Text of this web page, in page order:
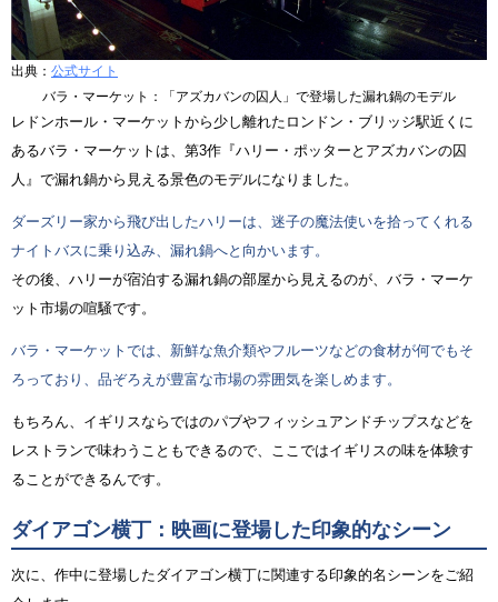
出典： 公式サイト
バラ・マーケット：「アズカバンの囚人」で登場した漏れ鍋のモデル
レドンホール・マーケットから少し離れたロンドン・ブリッジ駅近くに
あるバラ・マーケットは、第3作『ハリー・ポッターとアズカバンの囚
人』で漏れ鍋から見える景色のモデルになりました。
ダーズリー家から飛び出したハリーは、迷子の魔法使いを拾ってくれる
ナイトバスに乗り込み、漏れ鍋へと向かいます。
その後、ハリーが宿泊する漏れ鍋の部屋から見えるのが、バラ・マーケ
ット市場の喧騒です。
バラ・マーケットでは、新鮮な魚介類やフルーツなどの食材が何でもそ
ろっており、品ぞろえが豊富な市場の雰囲気を楽しめます。
もちろん、イギリスならではのパブやフィッシュアンドチップスなどを
レストランで味わうこともできるので、ここではイギリスの味を体験す
ることができるんです。
ダイアゴン横丁：映画に登場した印象的なシーン
次に、作中に登場したダイアゴン横丁に関連する印象的名シーンをご紹